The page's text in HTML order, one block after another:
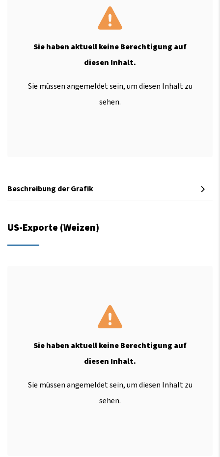
Sie haben aktuell keine Berechtigung auf
diesen Inhalt.
Sie müssen angemeldet sein, um diesen Inhalt zu
sehen.
Beschreibung der Grafik
US-Exporte (Weizen)
Sie haben aktuell keine Berechtigung auf
diesen Inhalt.
Sie müssen angemeldet sein, um diesen Inhalt zu
sehen.